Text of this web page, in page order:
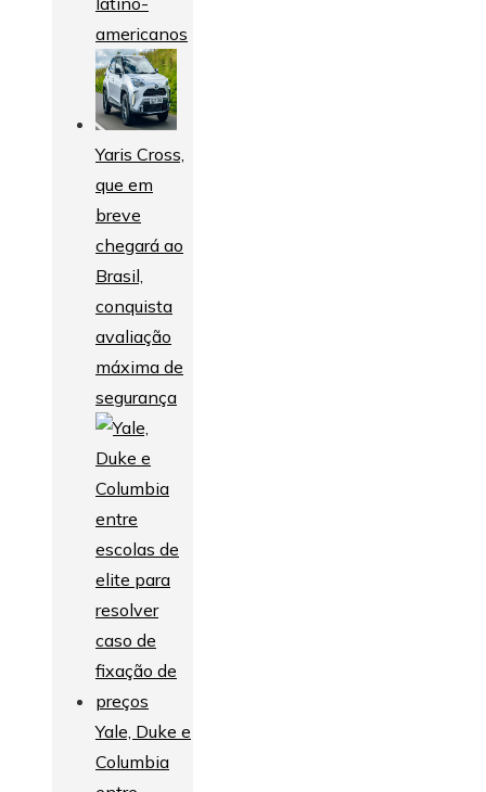
americanos
Yaris Cross,
que em
breve
chegará ao
Brasil,
conquista
avaliação
máxima de
segurança
Yale, Duke e
Columbia